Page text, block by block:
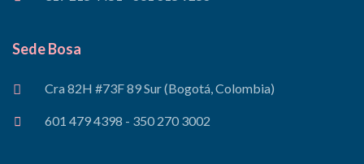
Sede Bosa
Cra 82H #73F 89 Sur (Bogotá, Colombia)
601 479 4398 - 350 270 3002